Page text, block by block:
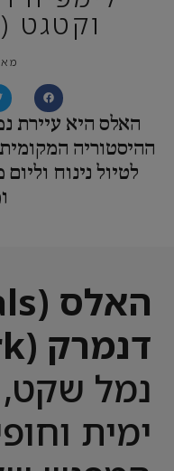
וקטגט (KATTEGAT)
מאי 13,
האלס היא עיירת
ההיסטוריה
לטיול נינוח
האלס (Hals)
דנמרק (Denmark)
נמל שקט,
ימית